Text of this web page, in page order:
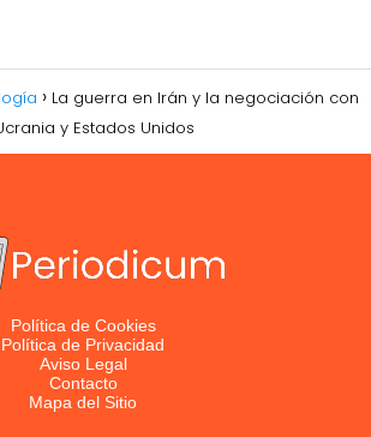
La guerra en Irán y la negociación con
y Estados Unidos
Política de Cookies
Política de Privacidad
Aviso Legal
Contacto
Mapa del Sitio